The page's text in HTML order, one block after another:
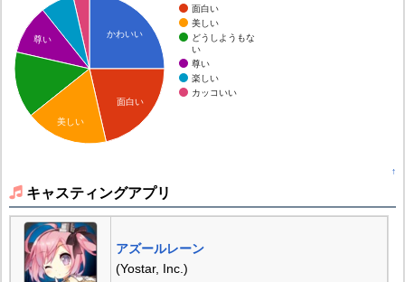
面白い
美しい
どうしようもな
い
尊い
楽しい
カッコいい
かわいい
面白い
尊い
美しい
↑
キャスティングアプリ
アズールレーン
(Yostar, Inc.)